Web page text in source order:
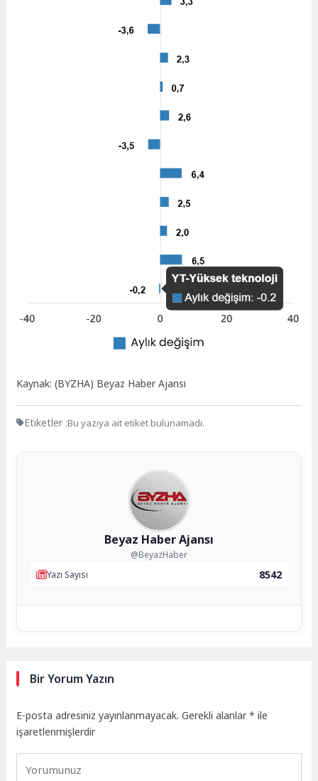
Kaynak: (BYZHA) Beyaz Haber Ajansı
Etiketler :Bu yazıya ait etiket bulunamadı.
Beyaz Haber Ajansı
@BeyazHaber
Yazı Sayısı
8542
Bir Yorum Yazın
E-posta adresiniz yayınlanmayacak. Gerekli alanlar* ile
işaretlenmişlerdir